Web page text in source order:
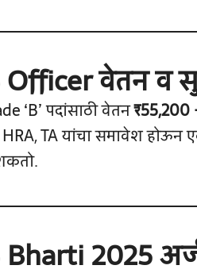
Officer वेतन व
‘B’ पदांसाठी वेतन₹55,200
HRA, TA यांचा समावेश
2025 अर्ज